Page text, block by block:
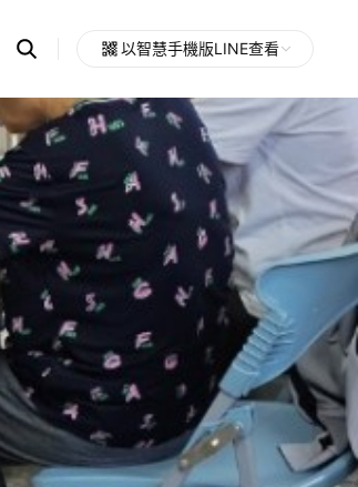
Search
OpenChats
messages
search
area
以智慧手機版LINE查看